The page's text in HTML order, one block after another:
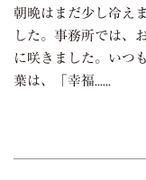
朝晩はまだ少し冷え
した。事務所では、
に咲きました。いつ
葉は、「幸福......